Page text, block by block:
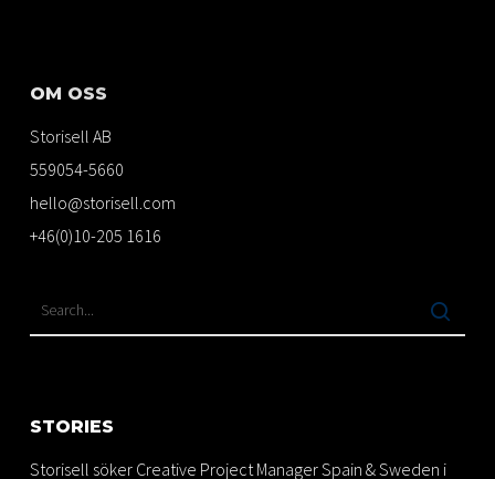
OM OSS
Storisell AB
559054-5660
hello@storisell.com
+46(0)10-205 1616
STORIES
Storisell söker Creative Project Manager Spain & Sweden i